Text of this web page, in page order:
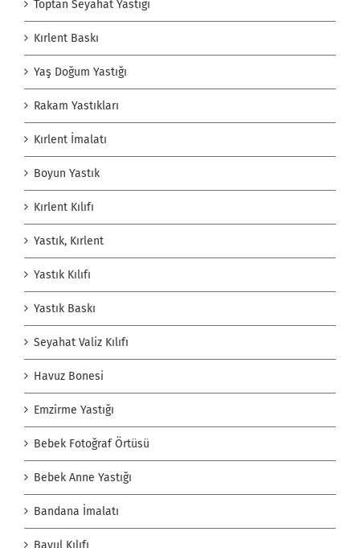
Toptan Seyahat Yastığı
Kırlent Baskı
Yaş Doğum Yastığı
Rakam Yastıkları
Kırlent İmalatı
Boyun Yastık
Kırlent Kılıfı
Yastık, Kırlent
Yastık Kılıfı
Yastık Baskı
Seyahat Valiz Kılıfı
Havuz Bonesi
Emzirme Yastığı
Bebek Fotoğraf Örtüsü
Bebek Anne Yastığı
Bandana İmalatı